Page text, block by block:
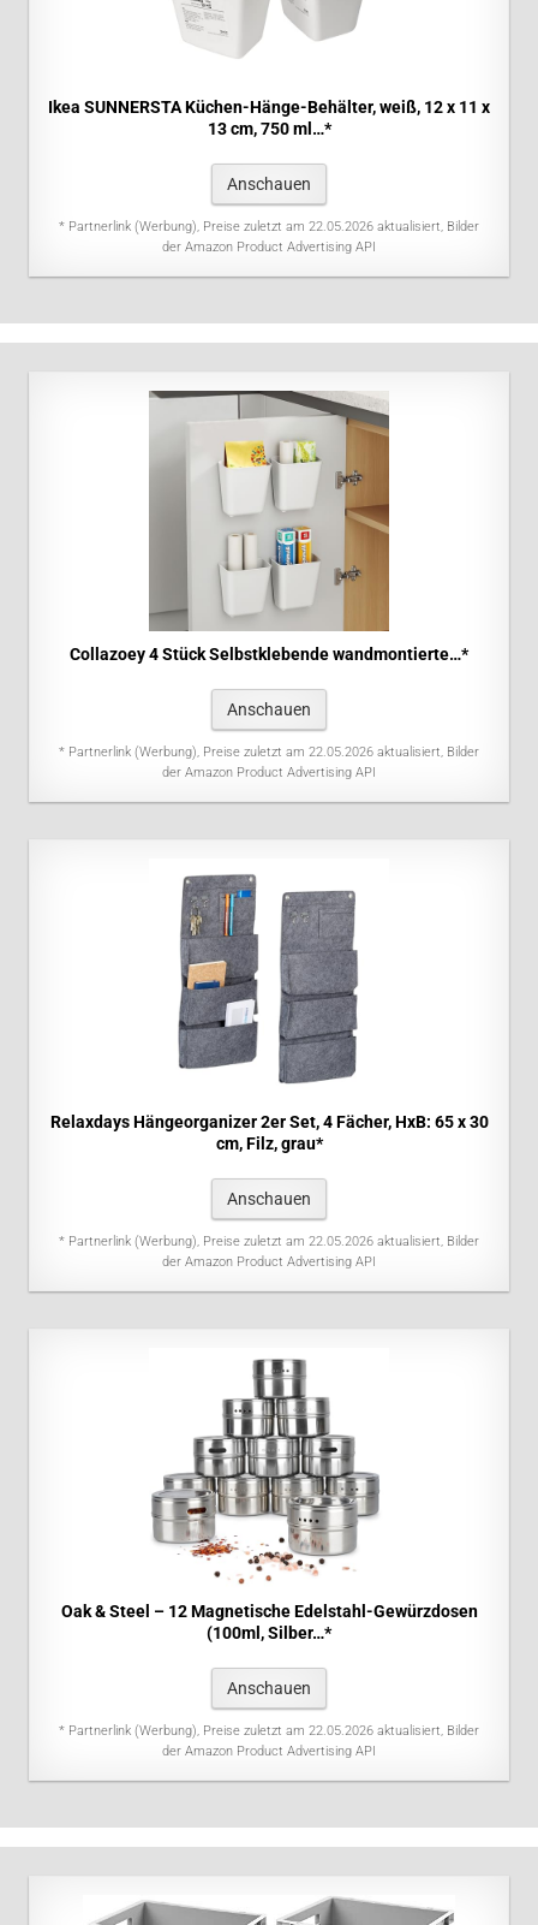
Ikea SUNNERSTA Küchen-Hänge-Behälter, weiß, 12 x 11 x
13 cm, 750 ml…*
Anschauen
* Partnerlink (Werbung), Preise zuletzt am 22.05.2026 aktualisiert, Bilder
der Amazon Product Advertising API
Collazoey 4 Stück Selbstklebende wandmontierte…*
Anschauen
* Partnerlink (Werbung), Preise zuletzt am 22.05.2026 aktualisiert, Bilder
der Amazon Product Advertising API
Relaxdays Hängeorganizer 2er Set, 4 Fächer, HxB: 65 x 30
cm, Filz, grau*
Anschauen
* Partnerlink (Werbung), Preise zuletzt am 22.05.2026 aktualisiert, Bilder
der Amazon Product Advertising API
Oak & Steel – 12 Magnetische Edelstahl-Gewürzdosen
(100ml, Silber…*
Anschauen
* Partnerlink (Werbung), Preise zuletzt am 22.05.2026 aktualisiert, Bilder
der Amazon Product Advertising API